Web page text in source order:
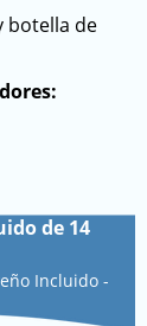
botella de
de 14
Incluido -